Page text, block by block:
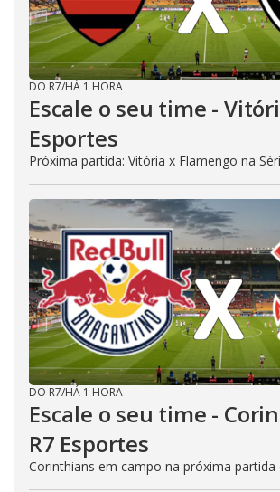
DO R7/HÁ 1 HORA
Escale o seu time -
Esportes
Próxima partida: Vitória x Flamengo na
DO R7/HÁ 1 HORA
Escale o seu time -
R7 Esportes
Corinthians em campo na próxima partida